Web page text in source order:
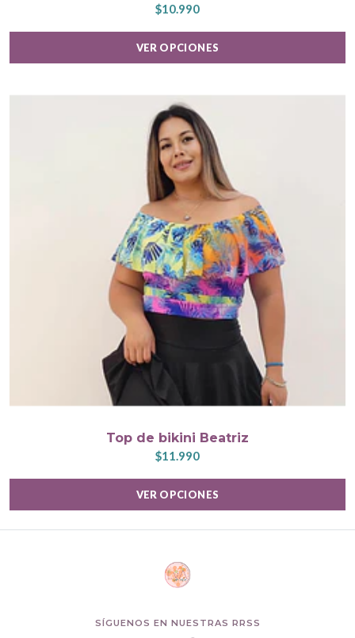
$10.990
VER OPCIONES
Top de bikini Beatriz
$11.990
VER OPCIONES
SÍGUENOS EN NUESTRAS RRSS